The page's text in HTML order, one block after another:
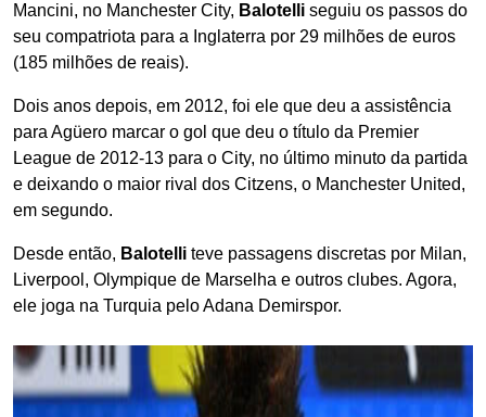
Mancini, no Manchester City, Balotelli seguiu os passos do
seu compatriota para a Inglaterra por 29 milhões de euros
(185 milhões de reais).
Dois anos depois, em 2012, foi ele que deu a assistência
para Agüero marcar o gol que deu o título da Premier
League de 2012-13 para o City, no último minuto da partida
e deixando o maior rival dos Citzens, o Manchester United,
em segundo.
Desde então, Balotelli teve passagens discretas por Milan,
Liverpool, Olympique de Marselha e outros clubes. Agora,
ele joga na Turquia pelo Adana Demirspor.